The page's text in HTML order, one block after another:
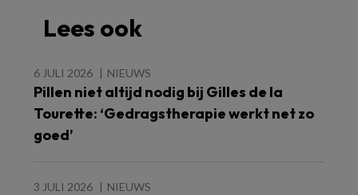
Lees ook
6 JULI 2026 NIEUWS
Pillen niet altijd nodig bij Gilles de la
Tourette: ‘Gedragstherapie werkt net zo
goed’
3 JULI 2026 NIEUWS